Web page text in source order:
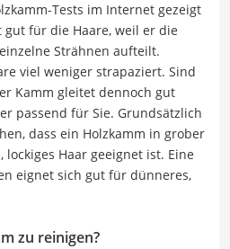
Tests im Internet gezeigt
gut für die Haare, weil er die
Strähnen aufteilt.
viel weniger strapaziert. Sind
Kamm gleitet dennoch gut
passend für Sie. Grundsätzlich
dass ein Holzkamm in grober
Haar geeignet ist. Eine
eignet sich gut für dünneres,
zu reinigen?